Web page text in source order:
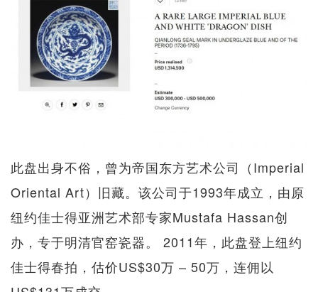
此盘出身不俗，曾为帝国东方艺术公司（Imperial
Oriental Art）旧藏。该公司于1993年成立，由原
纽约佳士得亚洲艺术部专家Mustafa Hassan创
办，专于明清官窑瓷器。 2011年，此盘登上纽约
佳士得春拍，估价US$30万 – 50万，连佣以